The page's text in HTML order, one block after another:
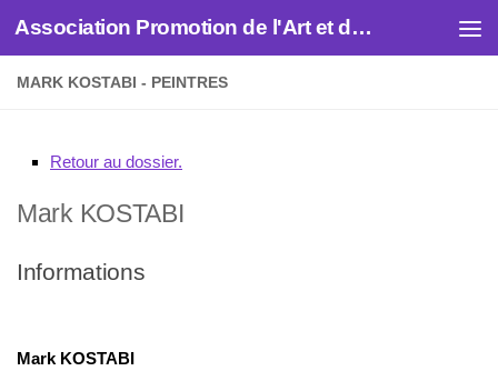
Skip to content Association Promotion de l'Art et des Artistes
MARK KOSTABI - PEINTRES
Retour au dossier.
Mark KOSTABI
Informations
Mark KOSTABI